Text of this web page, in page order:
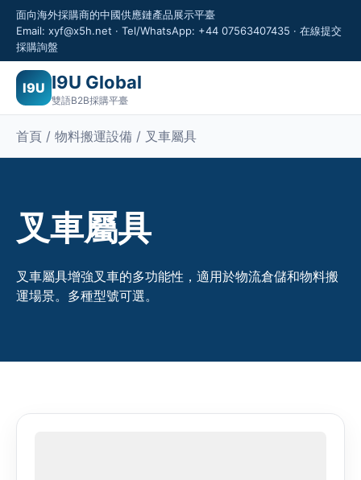
面向海外採購商的中國供應鏈產品展示平臺
Email: xyf@x5h.net · Tel/WhatsApp: +44 07563407435 · 在線提交
採購詢盤
I9U I9U Global
雙語B2B採購平臺
首頁 / 物料搬運設備 / 叉車屬具
叉車屬具
叉車屬具增強叉車的多功能性，適用於物流倉儲和物料搬
運場景。多種型號可選。